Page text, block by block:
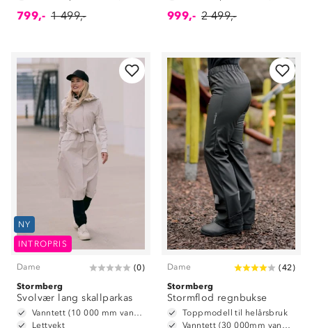
799,- 1 499,- 999,- 2 499,-
NY
INTROPRIS
Dame (0)
Stormberg
Svolvær lang skallparkas
Vanntett (10 000 mm vannsøyle)
Lettvekt
Dame (42)
Stormberg
Stormflod regnbukse
Toppmodell til helårsbruk
Vanntett (30 000mm vannsøyle)